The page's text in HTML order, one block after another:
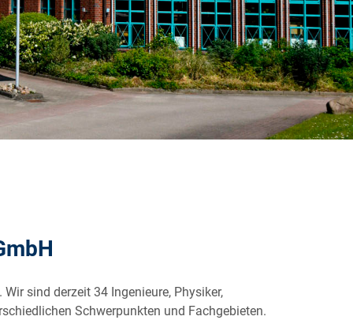
sind derzeit 34 Ingenieure, Physiker,
Schwerpunkten und Fachgebieten.